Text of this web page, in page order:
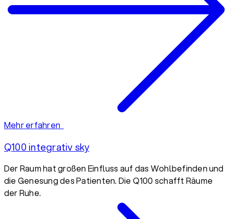
Mehr erfahren
Q100 integrativ sky
Der Raum hat großen Einfluss auf das Wohlbefinden und
die Genesung des Patienten. Die Q100 schafft Räume
der Ruhe.